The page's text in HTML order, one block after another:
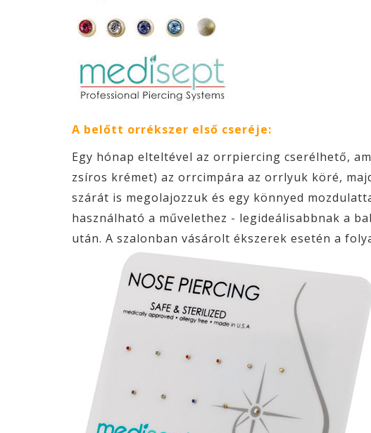
A belőtt orrékszer első cseréje:
Egy hónap elteltével az orrpiercing cserélhető,
zsíros krémet) az orrcimpára az orrlyuk köré,
szárát is megolajozzuk és egy könnyed
használható a művelethez - legideálisabbnak a
után. A szalonban vásárolt ékszerek esetén a